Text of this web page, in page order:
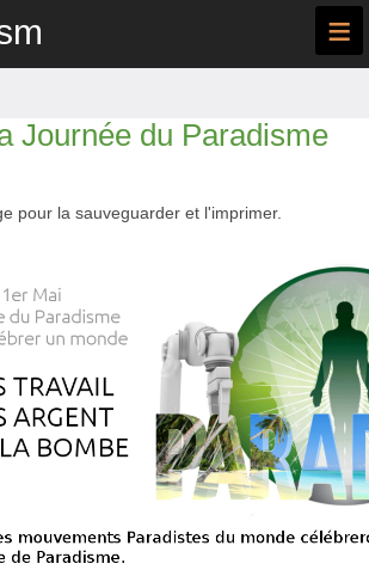
≡
Journée du Paradisme
pour la sauveguarder et l'imprimer.